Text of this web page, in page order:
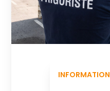
INFORMATION